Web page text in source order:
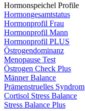
Hormonspeichel Profile
Hormongesamtstatus
Hormonprofil Frau
Hormonprofil Mann
Hormonprofil PLUS
Östrogendominanz
Menopause Test
Östrogen Check Plus
Männer Balance
Prämenstruelles Syndrom
Cortisol Stress Balance
Stress Balance Plus